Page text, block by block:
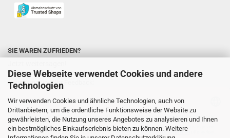
Diese Webseite verwendet Cookies und andere
Technologien
Wir verwenden Cookies und ähnliche Technologien, auch von
Drittanbietern, um die ordentliche Funktionsweise der Website zu
gewährleisten, die Nutzung unseres Angebotes zu analysieren und Ihnen
ein bestmögliches Einkaufserlebnis bieten zu können. Weitere
SIE WAREN ZUFRIEDEN?
Sie unterstützen uns ungemein und wir
freuen uns über Ihr Feedback: